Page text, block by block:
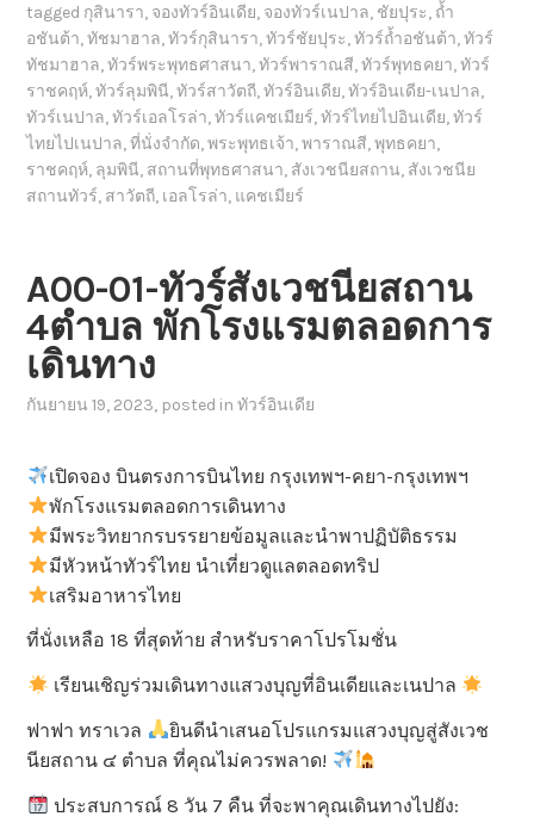
tagged กุสินารา, จองทัวร์อินเดีย, จองทัวร์เนปาล, ชัยปุระ, ถ้ำ
อชันต้า,ทัชมาฮาล,ทัวร์กุสินารา,ทัวร์ชัยปุระ,ทัวร์ถ้ำอชันต้า,ทัวร์
ทัชมาฮาล,ทัวร์พระพุทธศาสนา,ทัวร์พาราณสี,ทัวร์พุทธคยา,ทัวร์
ราชคฤห์,ทัวร์ลุมพินี,ทัวร์สาวัตถี,ทัวร์อินเดีย,ทัวร์อินเดีย-เนปาล,
ทัวร์เนปาล,ทัวร์เอลโรล่า,ทัวร์แคชเมียร์,ทัวร์ไทยไปอินเดีย,ทัวร์
ไทยไปเนปาล,ที่นั่งจำกัด,พระพุทธเจ้า,พาราณสี,พุทธคยา,
ราชคฤห์, ลุมพินี, สถานที่พุทธศาสนา, สังเวชนียสถาน, สังเวชนีย
สถานทัวร์, สาวัตถี, เอลโรล่า, แคชเมียร์
A00-01-ทัวร์สังเวชนียสถาน
4ตำบล พักโรงแรมตลอดการ
เดินทาง
กันยายน 19, 2023, posted inทัวร์อินเดีย
เปิดจอง บินตรงการบินไทย กรุงเทพฯ-คยา-กรุงเทพฯ
พักโรงแรมตลอดการเดินทาง
มีพระวิทยากรบรรยายข้อมูลและนำพาปฏิบัติธรรม
มีหัวหน้าทัวร์ไทย นำเที่ยวดูแลตลอดทริป
เสริมอาหารไทย
ที่นั่งเหลือ 18 ที่สุดท้าย สำหรับราคาโปรโมชั่น
เรียนเชิญร่วมเดินทางแสวงบุญที่อินเดียและเนปาล
ฟาฟา ทราเวล
ยินดีนำเสนอโปรแกรมแสวงบุญสู่สังเวช
นียสถาน ๔ ตำบล ที่คุณไม่ควรพลาด!
ประสบการณ์ 8 วัน 7 คืน ที่จะพาคุณเดินทางไปยัง: